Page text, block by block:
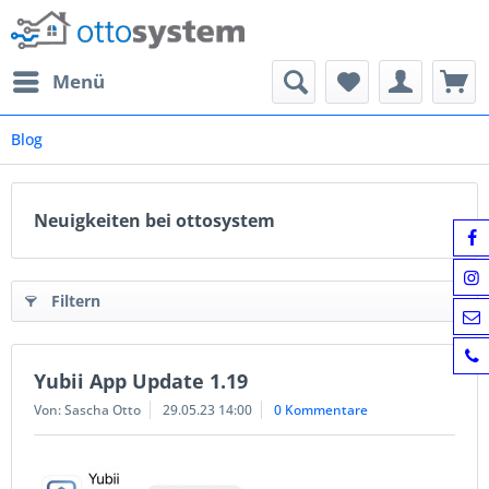
Menü
Blog
Neuigkeiten bei ottosystem
Filtern
Yubii App Update 1.19
Von: Sascha Otto 29.05.23 14:00 0 Kommentare